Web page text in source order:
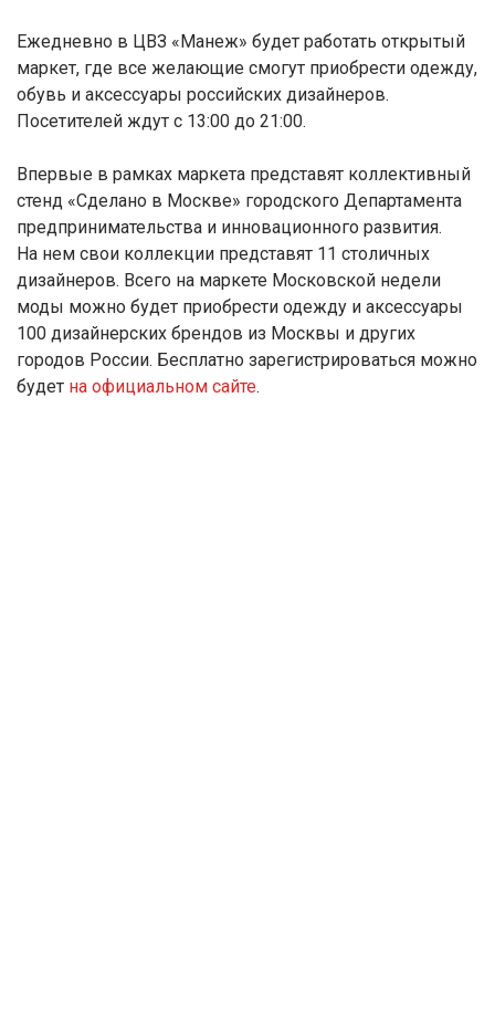
Ежедневно в ЦВЗ «Манеж» будет работать открытый
маркет, где все желающие смогут приобрести одежду,
обувь и аксессуары российских дизайнеров.
Посетителей ждут с 13:00 до 21:00.
Впервые в рамках маркета представят коллективный
стенд «Сделано в Москве» городского Департамента
предпринимательства и инновационного развития.
На нем свои коллекции представят 11 столичных
дизайнеров. Всего на маркете Московской недели
моды можно будет приобрести одежду и аксессуары
100 дизайнерских брендов из Москвы и других
городов России. Бесплатно зарегистрироваться можно
будет на официальном сайте.